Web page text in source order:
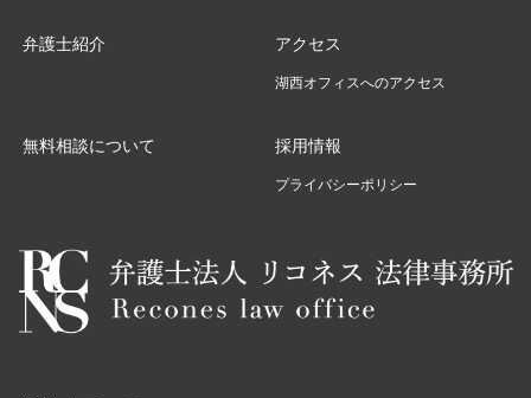
弁護士紹介 アクセス
湖西オフィスへのアクセス
無料相談について 採用情報
プライバシーポリシー